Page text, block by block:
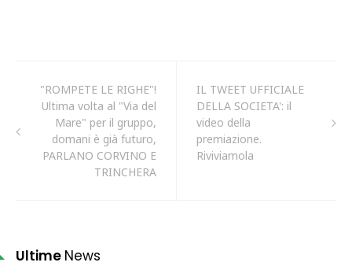
"ROMPETE LE RIGHE"!
Ultima volta al "Via del
Mare" per il gruppo,
domani è già futuro,
PARLANO CORVINO E
TRINCHERA
IL TWEET UFFICIALE
DELLA SOCIETA': il
video della
premiazione.
Riviviamola
Ultime News